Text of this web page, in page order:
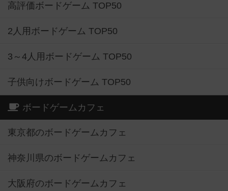
高評価ボードゲーム TOP50
2人用ボードゲーム TOP50
3～4人用ボードゲーム TOP50
子供向けボードゲーム TOP50
ボードゲームカフェ
東京都のボードゲームカフェ
神奈川県のボードゲームカフェ
大阪府のボードゲームカフェ